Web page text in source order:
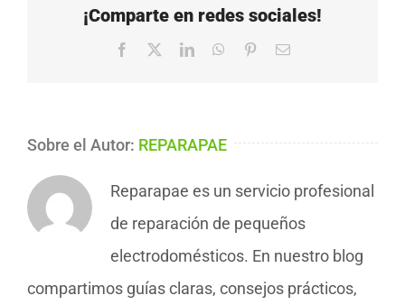
¡Comparte en redes sociales!
Facebook LinkedInWhatsApp
PinterestCorreo
Sobre el Autor: REPARAPAE
Reparapae es un servicio profesional
de reparación de pequeños
electrodomésticos. En nuestro blog
compartimos guías claras, consejos prácticos,